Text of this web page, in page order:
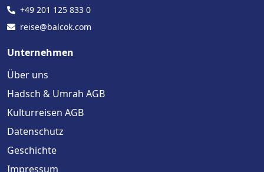
+49 201 125 833 0
reise@balcok.com
Unternehmen
Über uns
Hadsch & Umrah AGB
Kulturreisen AGB
Datenschutz
Geschichte
Impressum